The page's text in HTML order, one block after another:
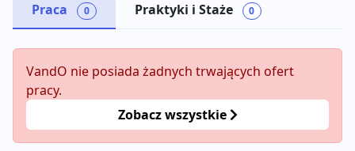
Praca 0 Praktyki i Staże 0
VandO nie posiada żadnych trwających ofert
pracy.
Zobacz wszystkie